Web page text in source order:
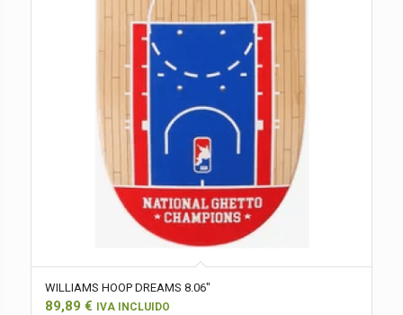
WILLIAMS HOOP DREAMS 8.06″
89,89 € IVA INCLUIDO